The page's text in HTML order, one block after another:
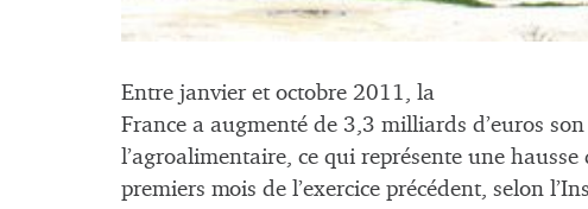
Entre janvier et octobre 2011, la
France a augmenté de 3,3 milliards d’euros
l’agroalimentaire, ce qui représente une
premiers mois de l’exercice précédent, selon